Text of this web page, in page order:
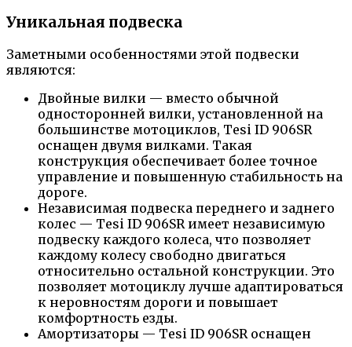
Уникальная подвеска
Заметными особенностями этой подвески
являются:
Двойные вилки — вместо обычной
односторонней вилки, установленной на
большинстве мотоциклов, Tesi ID 906SR
оснащен двумя вилками. Такая
конструкция обеспечивает более точное
управление и повышенную стабильность на
дороге.
Независимая подвеска переднего и заднего
колес — Tesi ID 906SR имеет независимую
подвеску каждого колеса, что позволяет
каждому колесу свободно двигаться
относительно остальной конструкции. Это
позволяет мотоциклу лучше адаптироваться
к неровностям дороги и повышает
комфортность езды.
Амортизаторы — Tesi ID 906SR оснащен